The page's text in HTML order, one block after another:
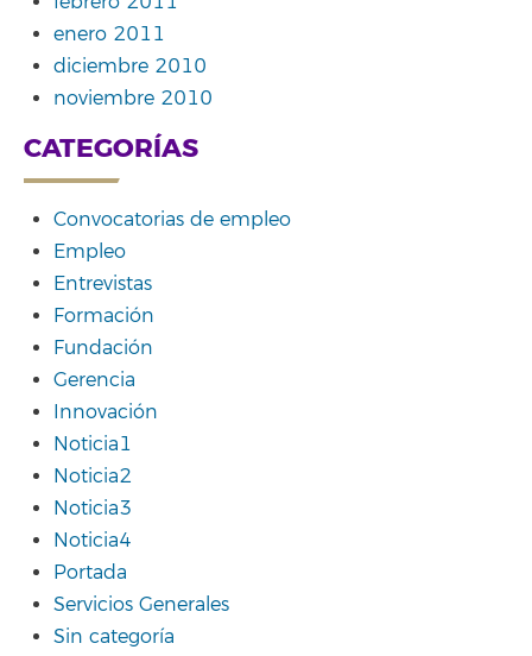
enero 2011
diciembre 2010
noviembre 2010
CATEGORÍAS
Convocatorias de empleo
Empleo
Entrevistas
Formación
Fundación
Gerencia
Innovación
Noticia1
Noticia2
Noticia3
Noticia4
Portada
Servicios Generales
Sin categoría